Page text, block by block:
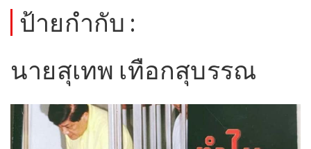
ป้ายกำกับ :
นายสุเทพ เทือกสุบรรณ